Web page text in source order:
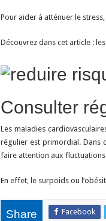
Pour aider à atténuer le
Découvrez dans cet article :
Consulter
Les maladies
régulier est primordial. Dans
faire attention aux
En effet, le surpoids ou
Share Facebook